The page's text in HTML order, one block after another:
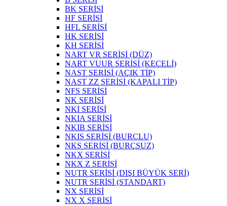
BK SERİSİ
HF SERİSİ
HFL SERİSİ
HK SERİSİ
KH SERİSİ
NART VR SERİSİ (DÜZ)
NART VUUR SERİSİ (KEÇELİ)
NAST SERİSİ (AÇIK TİP)
NAST ZZ SERİSİ (KAPALI TİP)
NFS SERİSİ
NK SERİSİ
NKİ SERİSİ
NKIA SERİSİ
NKIB SERİSİ
NKIS SERİSİ (BURÇLU)
NKS SERİSİ (BURÇSUZ)
NKX SERİSİ
NKX Z SERİSİ
NUTR SERİSİ (DIŞI BÜYÜK SERİ)
NUTR SERİSİ (STANDART)
NX SERİSİ
NX X SERİSİ